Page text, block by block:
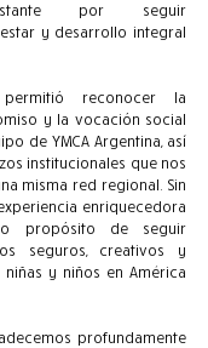
por seguir
y desarrollo integral
reconocer la
y la vocación social
de YMCA Argentina, así
institucionales que nos
misma red regional. Sin
enriquecedora
propósito de seguir
seguros, creativos y
y niños en América
profundamente